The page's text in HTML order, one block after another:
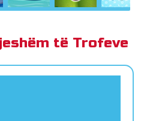
Next
të Trofeve